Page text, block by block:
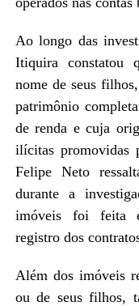
Ao longo das
Itiquira constatou
nome de seus
patrimônio
de renda e cuja
ilícitas promovidas
Felipe Neto
durante a
imóveis foi feita
registro dos
Além dos imóveis
ou de seus filhos,